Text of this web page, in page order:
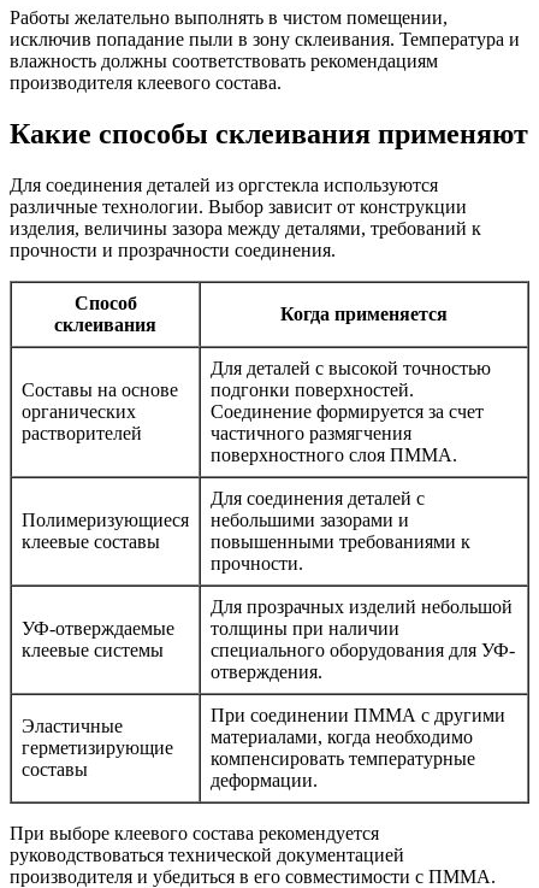
Работы желательно выполнять в чистом помещении,
исключив попадание пыли в зону склеивания. Температура и
влажность должны соответствовать рекомендациям
производителя клеевого состава.
Какие способы склеивания применяют
Для соединения деталей из оргстекла используются
различные технологии. Выбор зависит от конструкции
изделия, величины зазора между деталями, требований к
прочности и прозрачности соединения.
Способ
склеивания
Когда применяется
Составы на основе
органических
растворителей
Для деталей с высокой точностью
подгонки поверхностей.
Соединение формируется за счет
частичного размягчения
поверхностного слоя ПММА.
Полимеризующиеся
клеевые составы
Для соединения деталей с
небольшими зазорами и
повышенными требованиями к
прочности.
УФ-отверждаемые
клеевые системы
Для прозрачных изделий небольшой
толщины при наличии
специального оборудования для УФ-
отверждения.
Эластичные
герметизирующие
составы
При соединении ПММА с другими
материалами, когда необходимо
компенсировать температурные
деформации.
При выборе клеевого состава рекомендуется
руководствоваться технической документацией
производителя и убедиться в его совместимости с ПММА.